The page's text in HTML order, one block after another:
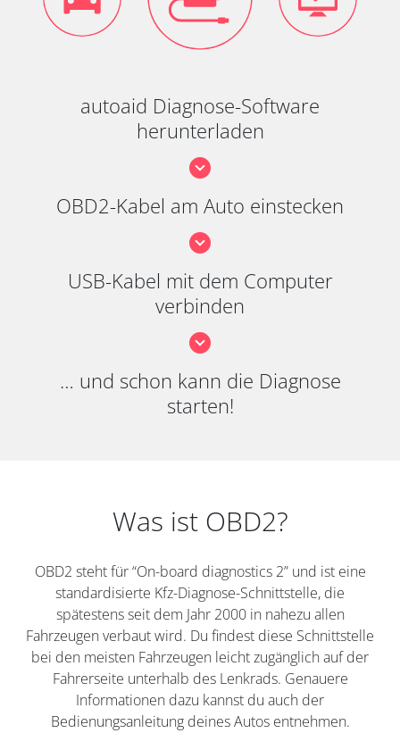
autoaid Diagnose-Software
herunterladen
OBD2-Kabel am Auto einstecken
USB-Kabel mit dem Computer
verbinden
… und schon kann die Diagnose
starten!
Was ist OBD2?
OBD2 steht für “On-board diagnostics 2” und ist eine
standardisierte Kfz-Diagnose-Schnittstelle, die
spätestens seit dem Jahr 2000 in nahezu allen
Fahrzeugen verbaut wird. Du findest diese Schnittstelle
bei den meisten Fahrzeugen leicht zugänglich auf der
Fahrerseite unterhalb des Lenkrads. Genauere
Informationen dazu kannst du auch der
Bedienungsanleitung deines Autos entnehmen.